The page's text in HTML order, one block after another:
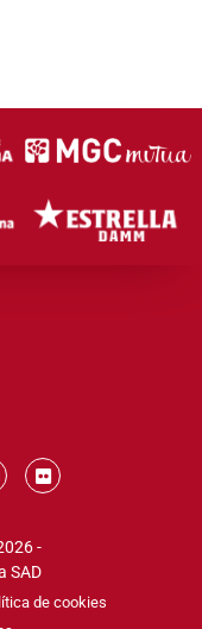
-
SAD
de cookies